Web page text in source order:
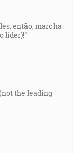
então, marcha
líder)!”
the leading